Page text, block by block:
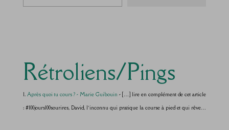
Rétroliens/Pings
Après quoi tu cours ? - Marie Guibouin - […] lire en complément de cet article
: #100jours100sourires, David, l’inconnu qui pratique la course à pied et qui rêve…